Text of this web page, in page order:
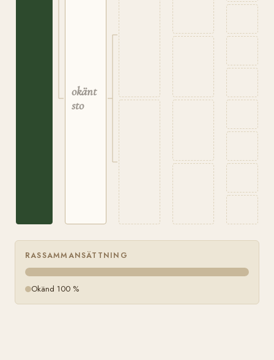
okänt
sto
RASSAMMANSÄTTNING
Okänd 100 %